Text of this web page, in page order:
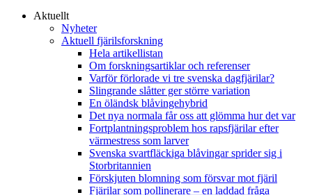
Aktuellt
Nyheter
Aktuell fjärilsforskning
Hela artikellistan
Om forskningsartiklar och referenser
Varför förlorade vi tre svenska dagfjärilar?
Slingrande slåtter ger större variation
En öländsk blåvingehybrid
Det nya normala får oss att glömma hur det var
Fortplantningsproblem hos rapsfjärilar efter
värmestress som larver
Svenska svartfläckiga blåvingar sprider sig i
Storbritannien
Förskjuten blomning som försvar mot fjäril
Fjärilar som pollinerare – en laddad fråga